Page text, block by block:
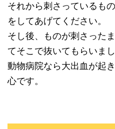
それから刺さっているも
をしてあげてください。
そし後、ものが刺さった
てそこで抜いてもらいまし
動物病院なら大出血が起
心です。